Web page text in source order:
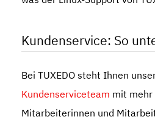
Kundenservice: So
Bei TUXEDO steht Ihnen
Kundenserviceteam mit mehr
Mitarbeiterinnen und